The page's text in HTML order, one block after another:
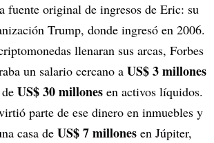
fuente original de ingresos de Eric: su
Trump, donde ingresó en 2006.
llenaran sus arcas, Forbes
un salario cercano a US$ 3 millones
US$ 30 millones en activos líquidos.
parte de ese dinero en inmuebles y
casa de US$ 7 millones en Júpiter,